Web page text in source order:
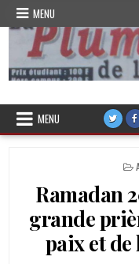
Skip
content
MENU
Plume de
MENU
Ramadan
grande
paix et de